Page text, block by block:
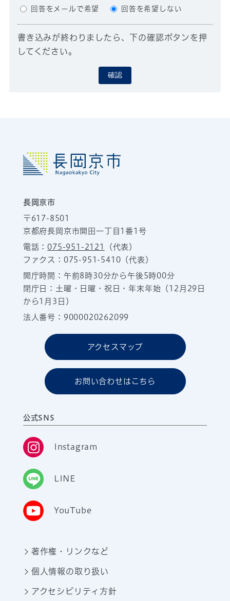
回答をメールで希望 回答を希望しない
書き込みが終わりましたら、下の確認ボタンを押
してください。
確認
長岡京市
〒617-8501
京都府長岡京市開田一丁目1番1号
電話：075-951-2121
（代表）
ファクス：075-951-5410（代表）
開庁時間：午前8時30分から午後5時00分
閉庁日：土曜・日曜・祝日・年末年始（12月29日
から1月3日）
法人番号：9000020262099
アクセスマップ
お問い合わせはこちら
公式SNS
Instagram
LINE
YouTube
著作権・リンクなど
個人情報の取り扱い
アクセシビリティ方針